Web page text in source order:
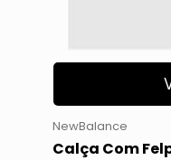
NewBalance
Calça Com